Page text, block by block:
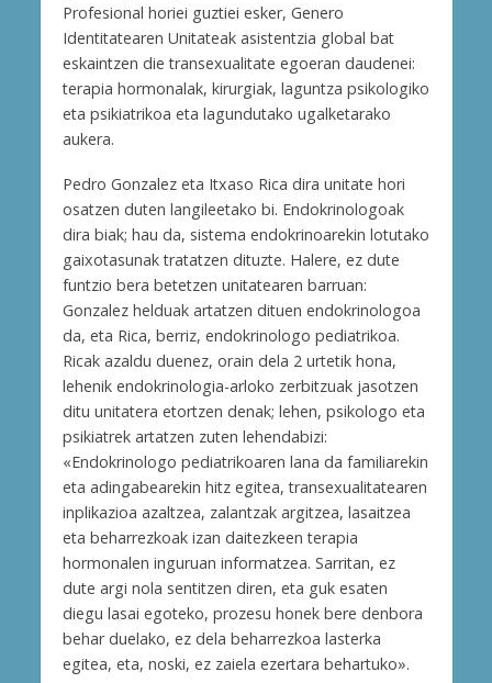
Profesional horiei guztiei esker, Genero
Identitatearen Unitateak asistentzia global bat
eskaintzen die transexualitate egoeran daudenei:
terapia hormonalak, kirurgiak, laguntza psikologiko
eta psikiatrikoa eta lagundutako ugalketarako
aukera.
Pedro Gonzalez eta Itxaso Rica dira unitate hori
osatzen duten langileetako bi. Endokrinologoak
dira biak; hau da, sistema endokrinoarekin lotutako
gaixotasunak tratatzen dituzte. Halere, ez dute
funtzio bera betetzen unitatearen barruan:
Gonzalez helduak artatzen dituen endokrinologoa
da, eta Rica, berriz, endokrinologo pediatrikoa.
Ricak azaldu duenez, orain dela 2 urtetik hona,
lehenik endokrinologia-arloko zerbitzuak jasotzen
ditu unitatera etortzen denak; lehen, psikologo eta
psikiatrek artatzen zuten lehendabizi:
«Endokrinologo pediatrikoaren lana da familiarekin
eta adingabearekin hitz egitea, transexualitatearen
inplikazioa azaltzea, zalantzak argitzea, lasaitzea
eta beharrezkoak izan daitezkeen terapia
hormonalen inguruan informatzea. Sarritan, ez
dute argi nola sentitzen diren, eta guk esaten
diegu lasai egoteko, prozesu honek bere denbora
behar duelako, ez dela beharrezkoa lasterka
egitea, eta, noski, ez zaiela ezertara behartuko».